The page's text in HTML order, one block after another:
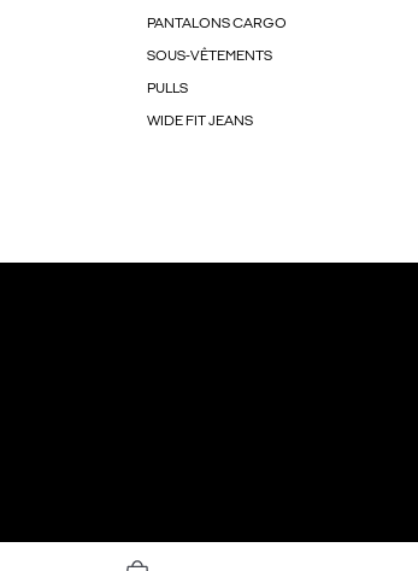
PANTALONS CARGO
SOUS-VÊTEMENTS
PULLS
WIDE FIT JEANS